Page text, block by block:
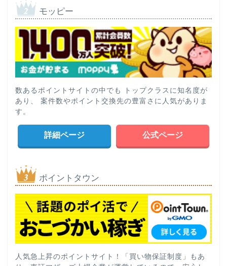
モッピー
数あるポイントサイトの中でも トップクラスに知名度が
あり、 案件数やポイント交換先の豊富さに人気がありま
す。
詳細ページ 公式ページ
ポイントタウン
人気急上昇のポイントサイト！「買い物保証制度」もあ